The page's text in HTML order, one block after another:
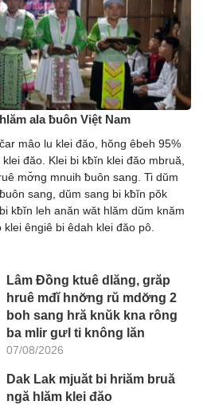
ala ƀuôn Việt Nam
mâo lu klei đăo, hŏng êbeh 95%
đăo. Klei bi kƀĭn klei đăo mbruă,
mơ̆ng mnuih ƀuôn sang. Ti dŭm
sang, dŭm sang bi kƀĭn pŏk
kƀĭn leh anăn wăt hlăm dŭm knăm
êngiê bi êdah klei đăo pô.
Lâm Đồng ktuê dlăng, grăp
hruê mđĭ hnơ̆ng rŭ mdơ̆ng 2
boh sang hră knŭk kna rông
ba mlir gưl ti knông lăn
07/08/2026
Dak Lak mjuăt bi hriăm bruă
ngă hlăm klei đăo